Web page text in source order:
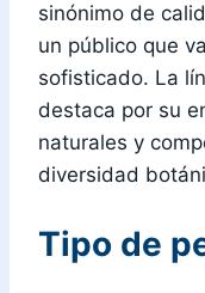
sinónimo de
un público que
sofisticado. La
destaca por su
naturales y
diversidad
Tipo de